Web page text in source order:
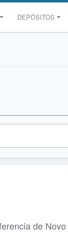
DEPÓSITOS
de